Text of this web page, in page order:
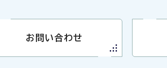
お問い合わせ